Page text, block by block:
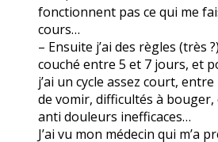
fonctionnent pas ce qui me
cours…
– Ensuite j’ai des règles (très
couché entre 5 et 7 jours, et
j’ai un cycle assez court,
de vomir, difficultés à bouger,
anti douleurs inefficaces…
J’ai vu mon médecin qui m’a